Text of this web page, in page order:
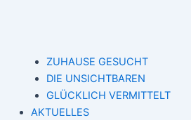
ZUHAUSE GESUCHT
DIE UNSICHTBAREN
GLÜCKLICH VERMITTELT
AKTUELLES